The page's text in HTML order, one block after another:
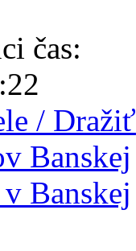
čas:
/ Dražiť